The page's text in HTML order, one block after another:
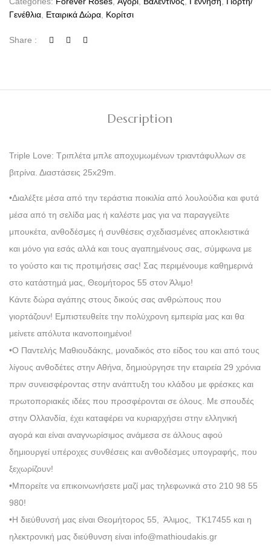
Γενέθλια, Εταιρικά Δώρα, Κορίτσι
Share :
Description
Triple Love: Τριπλέτα μπλε αποχυμωμένων τριαντάφυλλων σε
βιτρίνα. Διαστάσεις 25x29m.
•Διαλέξτε μέσα από την τεράστια ποικιλία από λουλούδια και φυτά
μέσα από τη σελίδα μας ή καλέστε μας για να παραγγείλτε
μπουκέτα, ανθοδέσμες ή συνθέσεις σχεδιασμένες αποκλειστικά
και μόνο για εσάς αλλά και τους αγαπημένους σας, σύμφωνα με
το γούστο και τις προτιμήσεις σας! Σας περιμένουμε καθημερινά
στο κατάστημά μας, Θεομήτορος 55 στον Άλιμο!
Κάντε δώρα αγάπης στους δικούς σας ανθρώπους που
γιορτάζουν! Εμπιστευθείτε την πολύχρονη εμπειρία μας και θα
μείνετε απόλυτα ικανοποιημένοι!
•Ο Παντελής Μαθιουδάκης, μοναδικός στο είδος του και από τους
λίγους ανθοδέτες στην Αθήνα, δημιούργησε την εταιρεία 29 χρόνια
πριν συνεισφέροντας στην ανάπτυξη του κλάδου με φρέσκες και
πρωτοποριακές ιδέες που προσφέρονται σε όλους. Με σπουδές
στην Ολλανδία, έχει καταφέρει να κυριαρχήσει στην ελληνική
αγορά και είναι αναγνωρίσιμος ανάμεσα σε άλλους αφού
δημιουργεί υπέροχες συνθέσεις και ανθοδέσμες υπογραφής, που
ξεχωρίζουν!
•Μπορείτε να επικοινωνήσετε μαζί μας τηλεφωνικά στο 210 98 55
980!
•Η διεύθυνσή μας είναι Θεομήτορος 55, Άλιμος, ΤΚ17455 και η
ηλεκτρονική μας διεύθυνση είναι info@mathioudakis.gr